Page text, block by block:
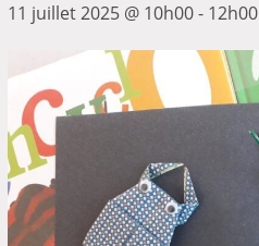
11 juillet 2025 @ 10h00- 12h00